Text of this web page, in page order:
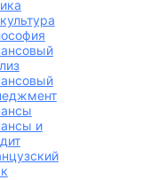
и